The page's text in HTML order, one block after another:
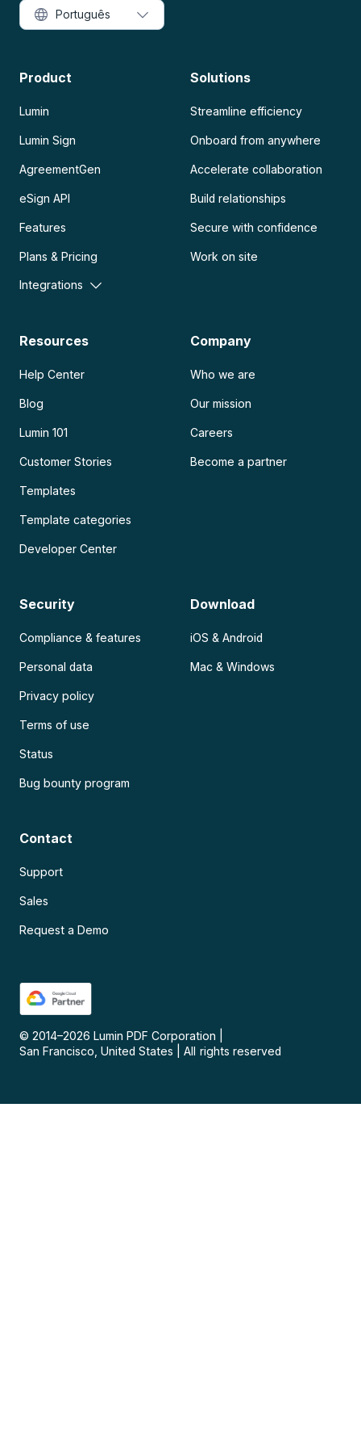
Product
Lumin
Lumin Sign
AgreementGen
eSign API
Features
Plans & Pricing
Integrations
Solutions
Streamline efficiency
Onboard from anywhere
Accelerate collaboration
Build relationships
Secure with confidence
Work on site
Resources
Help Center
Blog
Lumin 101
Customer Stories
Templates
Template categories
Developer Center
Company
Who we are
Our mission
Careers
Become a partner
Security
Compliance & features
Personal data
Privacy policy
Terms of use
Status
Bug bounty program
Download
iOS & Android
Mac & Windows
Contact
Support
Sales
Request a Demo
© 2014–2026 Lumin PDF Corporation
San Francisco, United States
All rights reserved
Português